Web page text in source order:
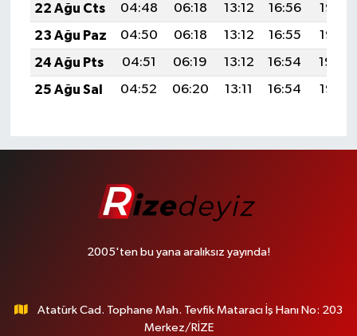
22 Ağu Cts
04:48 06:18 13:12 16:56
19:57
23 Ağu Paz
04:50 06:18 13:12 16:55
19:55
24 Ağu Pts
04:51 06:19 13:12 16:54
19:54
25 Ağu Sal
04:52 06:20 13:11 16:54 19:53
2005'ten bu yana aralıksız yayında!
Atatürk Cad. Tophane Mah. Tevfik Mataracı İş Hanı No: 203
Merkez/RİZE